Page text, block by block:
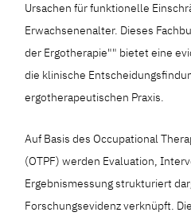
Ursachen für funktionelle
Erwachsenenalter. Dieses
der Ergotherapie"" bietet eine
die klinische
ergotherapeutischen Praxis.
Auf Basis des Occupational
(OTPF) werden Evaluation,
Ergebnismessung strukturiert
Forschungsevidenz verknüpft.